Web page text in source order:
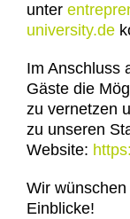
unter
university.de
Im Anschluss
Gäste die
zu vernetzen
zu unseren
Website:
Wir
Einblicke!